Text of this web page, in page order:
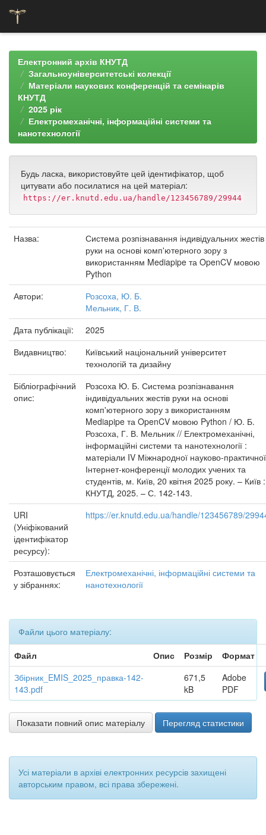
navigationЕлектронний архів КНУТД
Загальноуніверситетські колекції
Матеріали наукових конференцій та семінарів
КНУТД
2025 рік
Електромеханічні, інформаційні системи та
нанотехнології
Будь ласка, використовуйте цей ідентифікатор, щоб
цитувати або посилатися на цей матеріал:
https://er.knutd.edu.ua/handle/123456789/29944
Назва:
Система розпізнавання індивідуальних жестів
руки на основі комп'ютерного зору з
використанням Mediapipe та OpenCV мовою
Python
Автори:
Розсоха, Ю. Б.
Мельник, Г. В.
Дата публікації:
2025
Видавництво:
Київський національний університет
технологій та дизайну
Бібліографічний
опис:
Розсоха Ю. Б. Система розпізнавання
індивідуальних жестів руки на основі
комп'ютерного зору з використанням
Mediapipe та OpenCV мовою Python / Ю. Б.
Розсоха, Г. В. Мельник // Електромеханічні,
інформаційні системи та нанотехнології :
матеріали IV Міжнародної науково-практичної
Інтернет-конференції молодих учених та
студентів, м. Київ, 20 квітня 2025 року. – Київ :
КНУТД, 2025. – С. 142-143.
URI
(Уніфікований
ідентифікатор
ресурсу):
https://er.knutd.edu.ua/handle/123456789/
Розташовується
у зібраннях:
Електромеханічні, інформаційні системи та
нанотехнології
Файли цього матеріалу:
Файл
Опис Розмір
Формат
Збірник_EMIS_2025_правка-142-
143.pdf
671,5
kB
Adobe
PDF
Показати повний опис матеріалу Перегляд статистики
Усі матеріали в архіві електронних ресурсів захищені
авторським правом, всі права збережені.